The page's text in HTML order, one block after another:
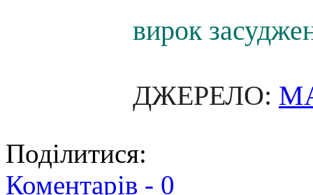
вирок
ДЖЕРЕЛО:
Поділитися:
Коментарів - 0